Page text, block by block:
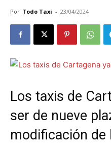
Por Todo Taxi - 23/04/2024
Los taxis de
ser de nueve
modificación de